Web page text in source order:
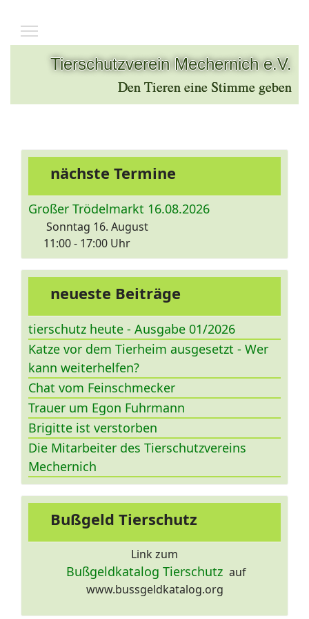
Tierschutzverein Mechernich e.V.
Den Tieren eine Stimme geben
nächste Termine
Großer Trödelmarkt 16.08.2026
Sonntag 16. August
11:00- 17:00 Uhr
neueste Beiträge
tierschutz heute - Ausgabe 01/2026
Katze vor dem Tierheim ausgesetzt - Wer
kann weiterhelfen?
Chat vom Feinschmecker
Trauer um Egon Fuhrmann
Brigitte ist verstorben
Die Mitarbeiter des Tierschutzvereins
Mechernich
Bußgeld Tierschutz
Link zum
Bußgeldkatalog Tierschutz auf
www.bussgeldkatalog.org